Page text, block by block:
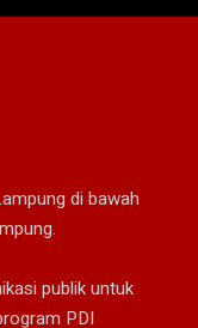
di bawah
publik untuk
PDI